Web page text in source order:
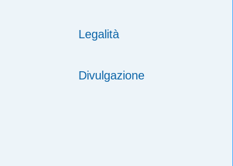
Legalità
Divulgazione